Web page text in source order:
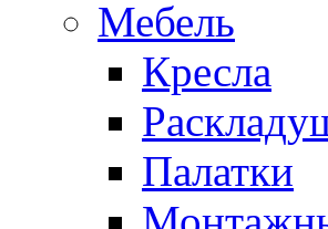
Мебель
Кресла
Палатки